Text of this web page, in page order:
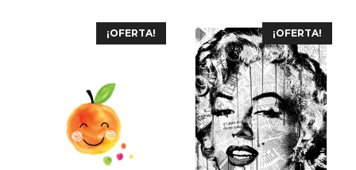
¡OFERTA! ¡OFERTA!